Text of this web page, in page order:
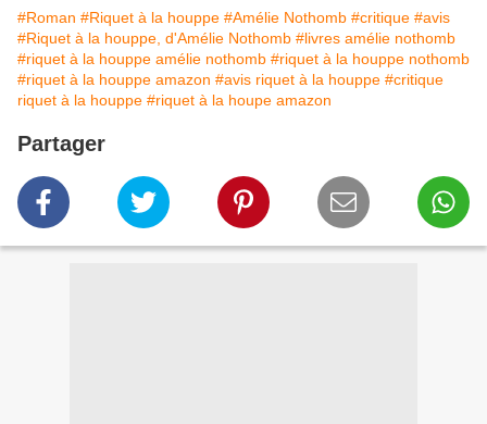
#Roman #Riquet à la houppe #Amélie Nothomb #critique #avis
#Riquet à la houppe, d'Amélie Nothomb #livres amélie nothomb
#riquet à la houppe amélie nothomb #riquet à la houppe nothomb
#riquet à la houppe amazon #avis riquet à la houppe #critique
riquet à la houppe #riquet à la houpe amazon
Partager